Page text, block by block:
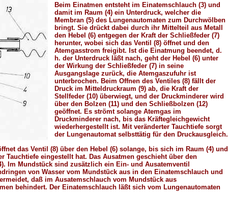
Beim Einatmen entsteht im Einatemschlauch (3) und
damit im Raum (4) ein Unterdruck, welcher die
Membran (5) des Lungenautomaten zum Durchwölben
bringt. Sie drückt dabei durch ihr Mittelteil aus Metall
den Hebel (6) entgegen der Kraft der Schließfeder (7)
herunter, wobei sich das Ventil (8) öffnet und den
Atemgasstrom freigibt. Ist die Einatmung beendet, d.
h. der Unterdruck läßt nach, geht der Hebel (6) unter
der Wirkung der Schließfeder (7) in seine
Ausgangslage zurück, die Atemgaszufuhr ist
unterbrochen. Beim Offnen des Ventiles (8) fällt der
Druck im Mitteldruckraum (9) ab, die Kraft der
Stellfeder (10) überwiegt, und der Druckminderer wird
über den Bolzen (11) und den Schließbolzen (12)
geöffnet. Es strömt solange Atemgas im
Druckminderer nach, bis das Kräftegleichgewicht
wiederhergestellt ist. Mit veränderter Tauchtiefe sorgt
der Lungenautomat selbsttätig für den Druckausgleich.
das Ventil (8) über den Hebel (6) solange, bis sich im Raum (4) und
Tauchtiefe eingestellt hat. Das Ausatmen geschieht über den
Im Mundstück sind zusätzlich ein Ein- und Ausatemventil
von Wasser vom Mundstück aus in den Einatemschlauch und
daß im Ausatemschlauch vom Mundstück aus
behindert. Der Einatemschlauch läßt sich vom Lungenautomaten